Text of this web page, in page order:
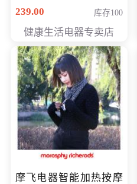
239.00
库存100
健康生活电器专卖店
摩飞电器智能加热按摩